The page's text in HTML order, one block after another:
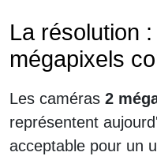
La résolution
mégapixels
Les caméras 2
représentent
acceptable pour un